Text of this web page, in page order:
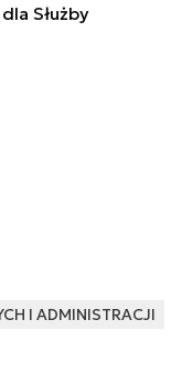
Służby
I ADMINISTRACJI